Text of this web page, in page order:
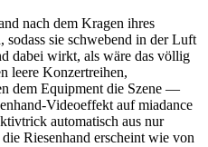
nach dem Kragen ihres
sie schwebend in der Luft
dabei wirkt, als wäre das völlig
leere Konzertreihen,
dem Equipment die Szene —
Videoeffekt auf miadance
automatisch aus nur
Riesenhand erscheint wie von